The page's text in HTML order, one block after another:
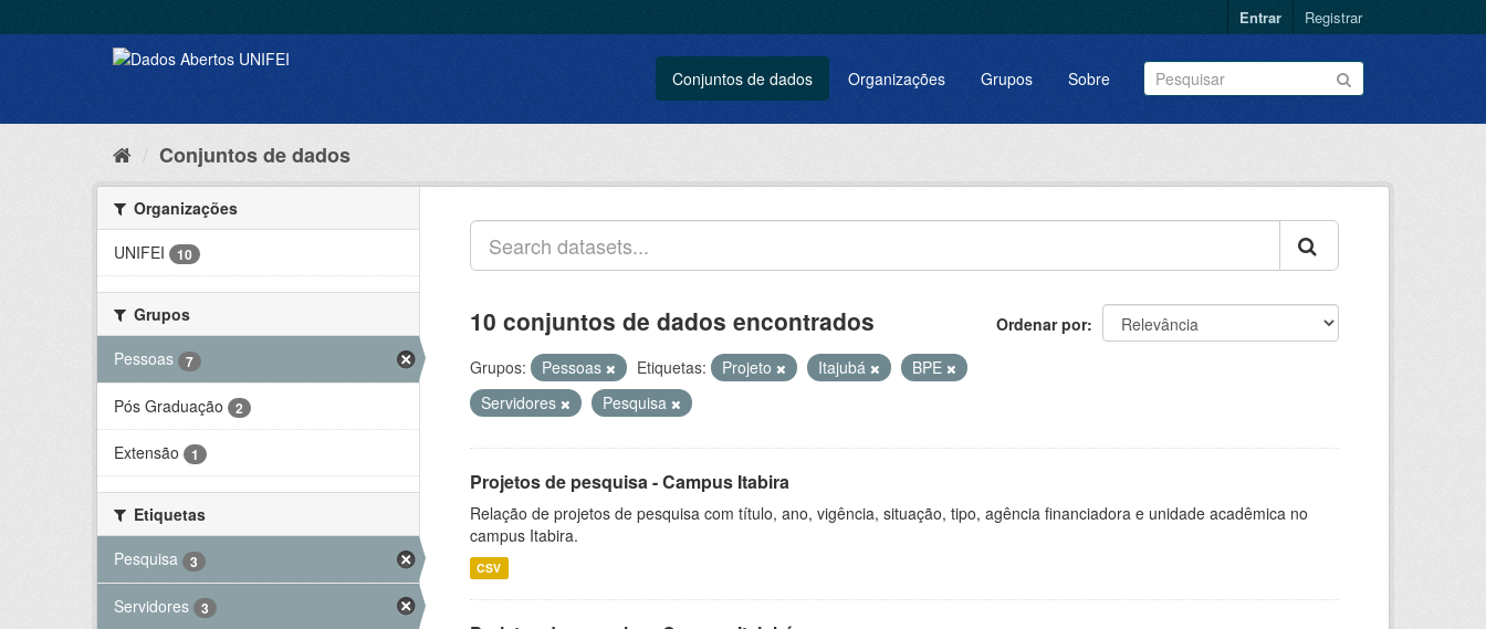
Entrar Registrar
Conjuntos de dados Organizações Grupos Sobre
Conjuntos de dados
Organizações
UNIFEI
10
Grupos
Pessoas
7
Pós Graduação 2
Extensão 1
Etiquetas
Pesquisa
3
Servidores 3
Ordenar por
10 conjuntos de dados encontrados
Grupos: Pessoas Etiquetas: Projeto Itajubá
BPE
Servidores
Pesquisa
Projetos de pesquisa - Campus Itabira
Relação de projetos de pesquisa com título, ano, vigência, situação, tipo, agência financiadora e unidade acadêmica no
campus Itabira.
CSV